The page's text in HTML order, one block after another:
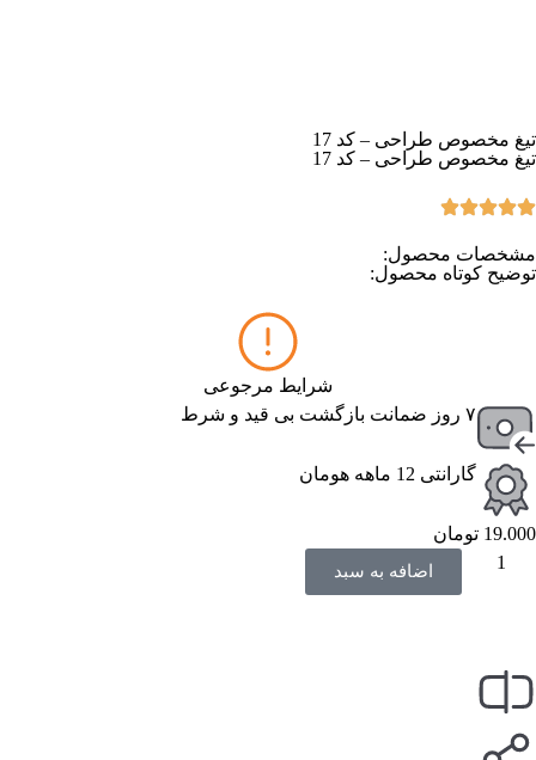
تیغ مخصوص طراحی – کد 17
تیغ مخصوص طراحی – کد 17
مشخصات محصول:
توضیح کوتاه محصول:
شرایط مرجوعی
۷ روز ضمانت بازگشت بی قید و شرط
گارانتی 12 ماهه هومان
19.000 تومان
اضافه‌ به سبد